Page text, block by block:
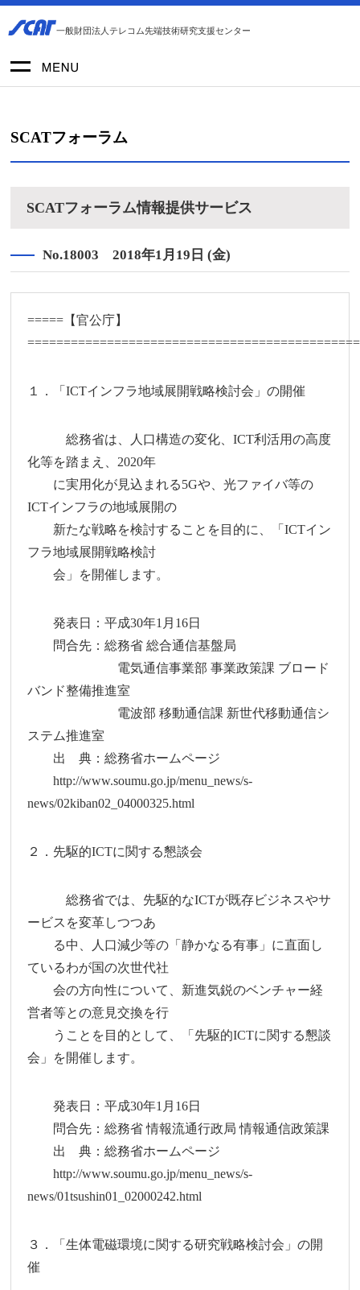
一般財団法人テレコム先端技術研究支援センター
SCATフォーラム
SCATフォーラム情報提供サービス
No.18003 2018年1月19日 (金)
=====【官公庁】
１．「ICTインフラ地域展開戦略検討会」の開催
総務省は、人口構造の変化、ICT利活用の高度
化等を踏まえ、2020年
に実用化が見込まれる5Gや、光ファイバ等の
ICTインフラの地域展開の
新たな戦略を検討することを目的に、「ICTイン
フラ地域展開戦略検討
会」を開催します。
発表日：平成30年1月16日
問合先：総務省 総合通信基盤局
電気通信事業部 事業政策課 ブロード
バンド整備推進室
電波部 移動通信課 新世代移動通信シ
ステム推進室
出 典：総務省ホームページ
http://www.soumu.go.jp/menu_news/s-
news/02kiban02_04000325.html
２．先駆的ICTに関する懇談会
総務省では、先駆的なICTが既存ビジネスやサ
ービスを変革しつつあ
る中、人口減少等の「静かなる有事」に直面し
ているわが国の次世代社
会の方向性について、新進気鋭のベンチャー経
営者等との意見交換を行
うことを目的として、「先駆的ICTに関する懇談
会」を開催します。
発表日：平成30年1月16日
問合先：総務省 情報流通行政局 情報通信政策課
出 典：総務省ホームページ
http://www.soumu.go.jp/menu_news/s-
news/01tsushin01_02000242.html
３．「生体電磁環境に関する研究戦略検討会」の開
催